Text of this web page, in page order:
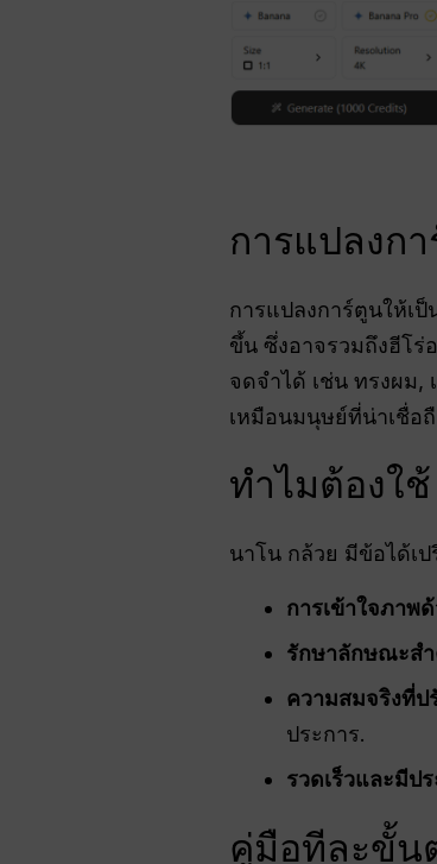
การแปลงก
การแปลงการ์ตูนให้เ
ขึ้น ซึ่งอาจรวมถึงฮีโ
จดจำได้ เช่น ทรงผม
เหมือนมนุษย์ที่น่าเชื่อ
ทำไมต้องใ
นาโน กล้วย มีข้อได้เ
การเข้าใจภาพ
รักษาลักษณะส
ความสมจริงที่ป
ประการ.
รวดเร็วและมีปร
คู่มือทีละขั้น